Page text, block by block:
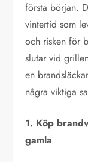
första början.
vintertid som
och risken för
slutar vid
en
några viktiga
1. Köp
gamla